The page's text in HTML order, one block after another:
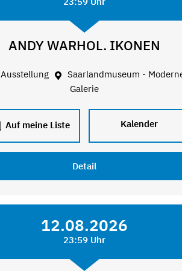
ANDY WARHOL. IKONEN
Ausstellung
Saarlandmuseum -
Galerie
Auf meine Liste Kalender
Detail
12.08.2026
23:59 Uhr